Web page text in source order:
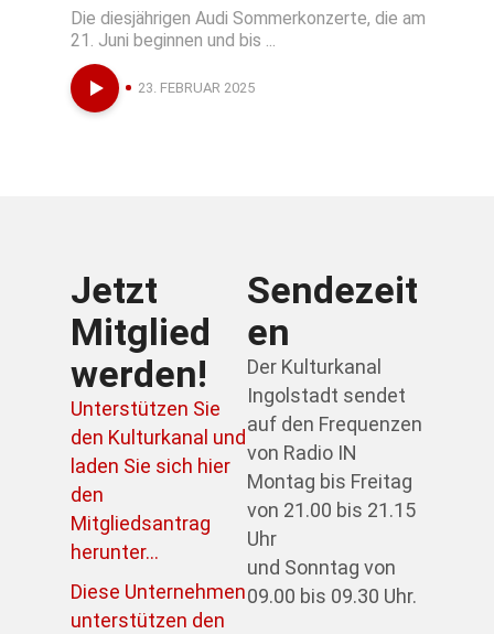
Die diesjährigen Audi Sommerkonzerte, die am
21. Juni beginnen und bis ...
23. FEBRUAR 2025
Jetzt
Mitglied
werden!
Unterstützen Sie
den Kulturkanal und
laden Sie sich hier
den
Mitgliedsantrag
herunter...
Diese Unternehmen
unterstützen den
Sendezeit
en
Der Kulturkanal
Ingolstadt sendet
auf den Frequenzen
von Radio IN
Montag bis Freitag
von 21.00 bis 21.15
Uhr
und Sonntag von
09.00 bis 09.30 Uhr.